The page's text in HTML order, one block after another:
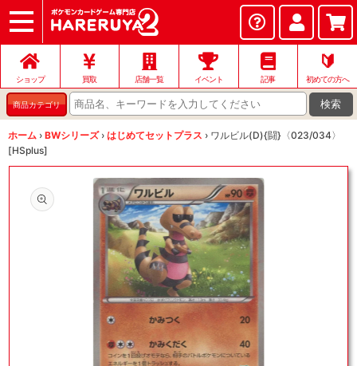
ショップ
店頭買取
ネット買取
店舗一覧
イベント
お問い合わせ
ショップ 買取 店舗一覧 イベント 記事
🔰
初めての方へ
商品カテゴリ 検索
ホーム › BWシリーズ › はじめてセットプラス › ワルビル(D){闘}〈023/034〉
[HSplus]